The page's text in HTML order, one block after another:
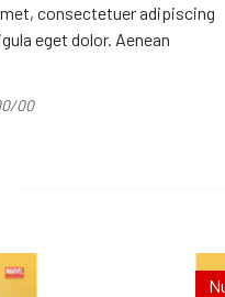
consectetuer adipiscing
eget dolor. Aenean
00